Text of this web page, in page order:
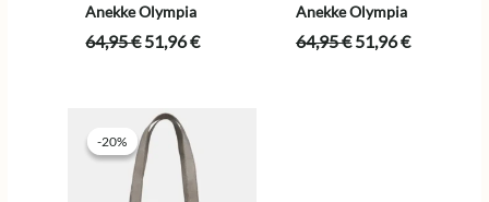
Anekke Olympia
64,95€El
64,95 €.
51,96€El
Anekke Olympia
64,95€ El
51,96€El
-20%
-20%